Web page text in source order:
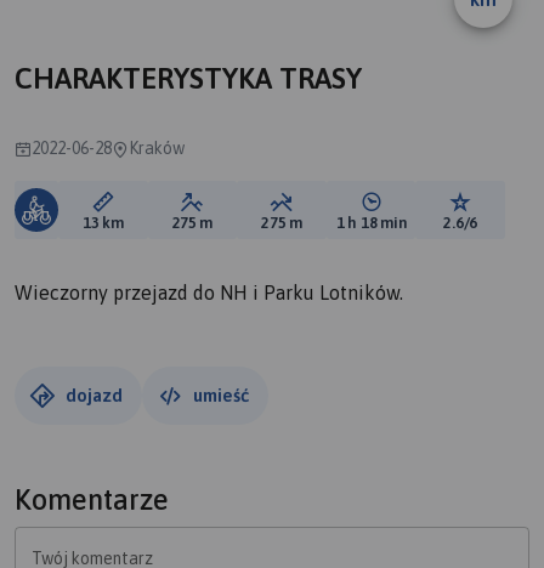
CHARAKTERYSTYKA TRASY
2022-06-28 Kraków
Długość trasy:
13 km Suma przewyższeń:
275 m Suma spadków:
275 m Średni czas potrzebny
1 h 18 min Ocena
2.6/6
Wieczorny przejazd do NH i Parku Lotników.
dojazd umieść
Komentarze
Twój komentarz